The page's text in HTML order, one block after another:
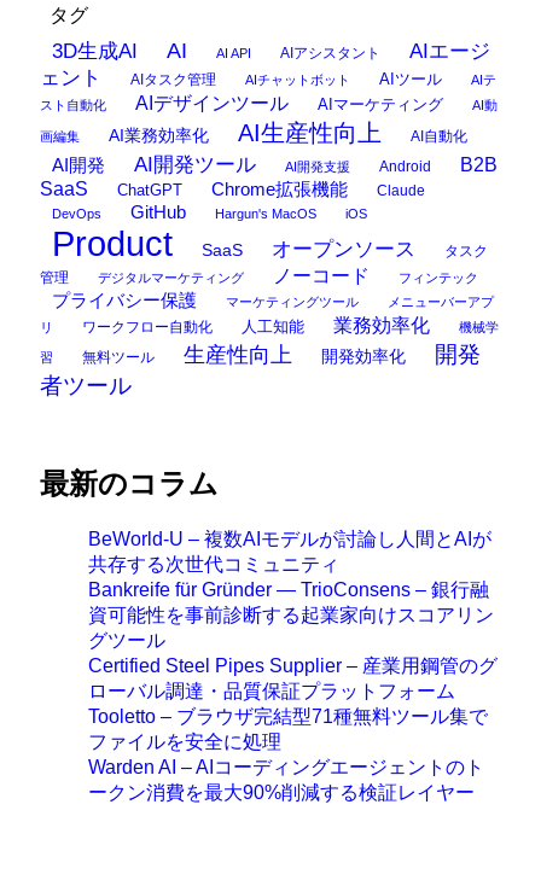
タグ
3D生成AI AI AI API AIアシスタント
AIエージ
ェント
AIタスク管理 AIチャットボット AIツール
AIテ
スト自動化
AIデザインツール AIマーケティング AI動
画編集 AI業務効率化 AI生産性向上 AI自動化
AI開発 AI開発ツール AI開発支援 Android
B2B
SaaS
ChatGPT Chrome拡張機能 Claude
DevOps GitHub Hargun's MacOS iOS
Product SaaS オープンソース
タスク
管理
デジタルマーケティング ノーコード フィンテック
プライバシー保護 マーケティングツール
メニューバーアプ
リ
ワークフロー自動化 人工知能 業務効率化 機械学
習 無料ツール 生産性向上 開発効率化
開発
者ツール
最新のコラム
BeWorld-U – 複数AIモデルが討論し人間とAIが
共存する次世代コミュニティ
Bankreife für Gründer — TrioConsens – 銀行融
資可能性を事前診断する起業家向けスコアリン
グツール
Certified Steel Pipes Supplier – 産業用鋼管のグ
ローバル調達・品質保証プラットフォーム
Tooletto – ブラウザ完結型71種無料ツール集で
ファイルを安全に処理
Warden AI – AIコーディングエージェントのト
ークン消費を最大90%削減する検証レイヤー